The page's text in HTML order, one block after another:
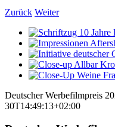
Zurück Weiter
View
Larger
Image
View
Larger
Image
View
Larger
Image
View
Larger
View
Image
Deutscher Werbefilmpreis
30T14:49:13+02:00